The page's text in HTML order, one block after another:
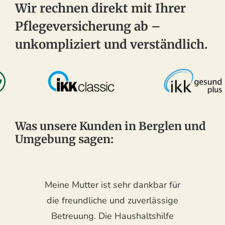
Wir rechnen direkt mit Ihrer
Pflegeversicherung ab –
unkompliziert und verständlich.
Was unsere Kunden in Berglen und
Umgebung sagen:
Meine Mutter ist sehr dankbar für
die freundliche und zuverlässige
Betreuung. Die Haushaltshilfe